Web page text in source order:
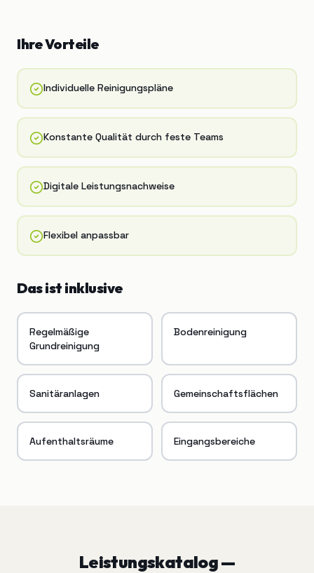
Ihre Vorteile
Individuelle Reinigungspläne
Konstante Qualität durch feste Teams
Digitale Leistungsnachweise
Flexibel anpassbar
Das ist inklusive
Regelmäßige
Grundreinigung
Bodenreinigung
Sanitäranlagen Gemeinschaftsflächen
Aufenthaltsräume Eingangsbereiche
Leistungskatalog —